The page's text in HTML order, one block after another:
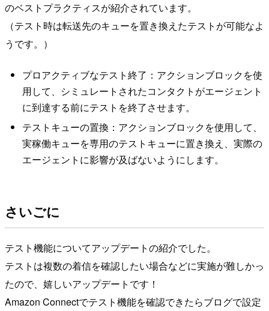
のベストプラクティスが紹介されています。
（テスト時は転送先のキューを置き換えたテストが可能なよ
うです。）
プロアクティブなテスト終了：アクションブロックを使
用して、シミュレートされたコンタクトがエージェント
に到達する前にテストを終了させます。
テストキューの置換：アクションブロックを使用して、
実稼働キューを専用のテストキューに置き換え、実際の
エージェントに影響が及ばないようにします。
さいごに
テスト機能についてアップデートの紹介でした。
テストは複数の着信を確認したい場合などに実施が難しかっ
たので、嬉しいアップデートです！
Amazon Connectでテスト機能を確認できたらブログで設定